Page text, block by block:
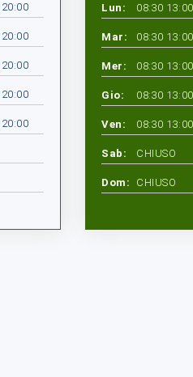
Lun: 08:30
Mar: 08:30
Mer: 08:30
Gio: 08:30
Ven: 08:30
Sab: CHIUSO
Dom: CHIUSO